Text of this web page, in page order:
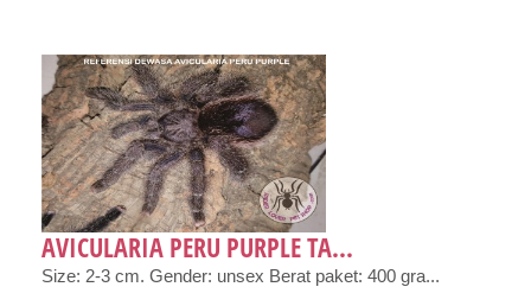
AVICULARIA PERU PURPLE TA...
Size: 2-3 cm. Gender: unsex Berat paket: 400 gra...